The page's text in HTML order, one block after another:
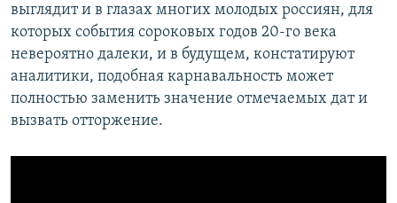
выглядит и в глазах многих молодых россиян, для
которых события сороковых годов 20-го века
невероятно далеки, и в будущем, констатируют
аналитики, подобная карнавальность может
полностью заменить значение отмечаемых дат и
вызвать отторжение.